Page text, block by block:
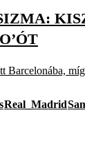
Barcelonába,
Real_Madrid